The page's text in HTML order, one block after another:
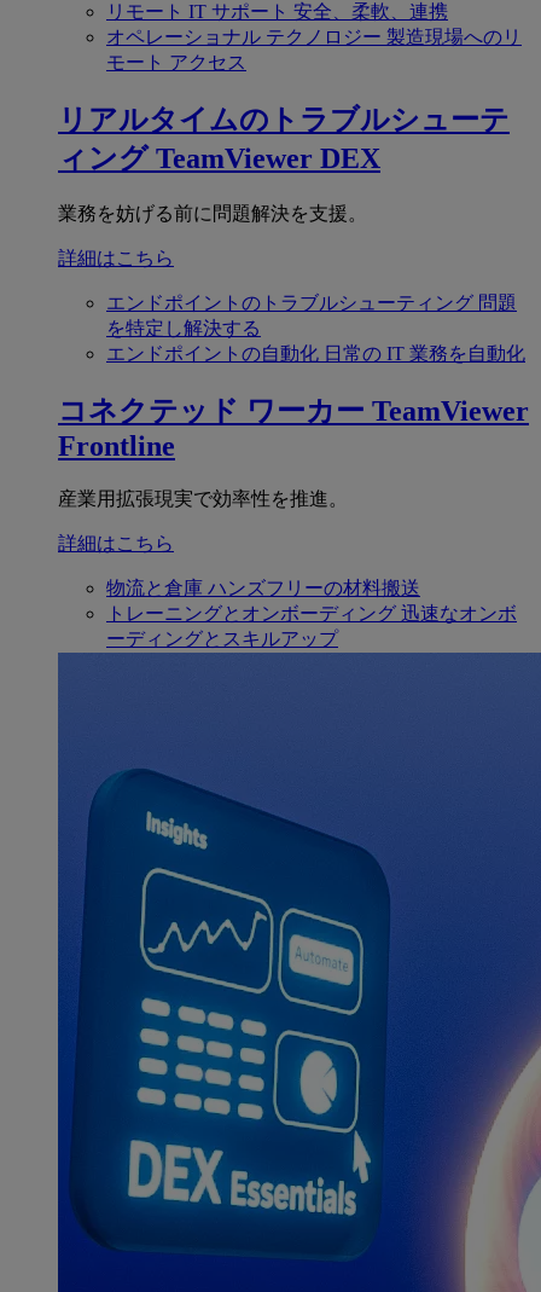
リモート IT サポート 安全、柔軟、連携
オペレーショナル テクノロジー 製造現場へのリ
モート アクセス
リアルタイムのトラブルシューテ
ィング TeamViewer DEX
業務を妨げる前に問題解決を支援。
詳細はこちら
エンドポイントのトラブルシューティング 問題
を特定し解決する
エンドポイントの自動化 日常の IT 業務を自動化
コネクテッド ワーカー TeamViewer
Frontline
産業用拡張現実で効率性を推進。
詳細はこちら
物流と倉庫 ハンズフリーの材料搬送
トレーニングとオンボーディング 迅速なオンボ
ーディングとスキルアップ